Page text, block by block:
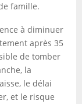
famille.
à diminuer
après 35
de tomber
la
le délai
et le risque